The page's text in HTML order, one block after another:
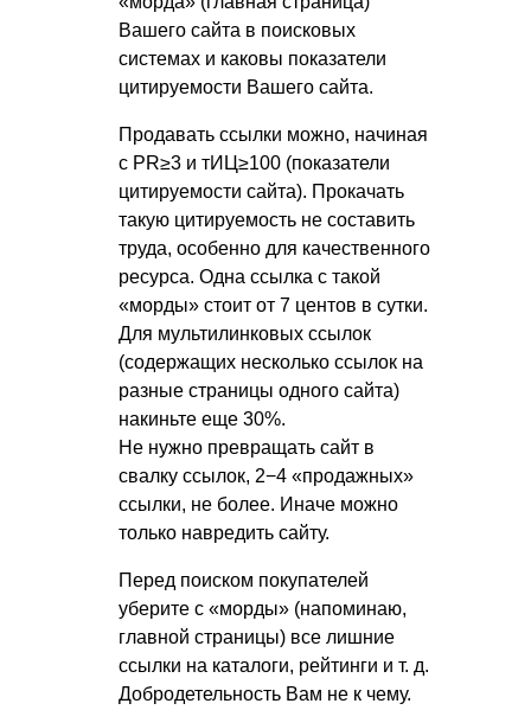
Вашего сайта в поисковых
системах и каковы показатели
цитируемости Вашего сайта.
Продавать ссылки можно, начиная
с PR≥3 и тИЦ≥100 (показатели
цитируемости сайта). Прокачать
такую цитируемость не составить
труда, особенно для качественного
ресурса. Одна ссылка с такой
«морды» стоит от 7 центов в сутки.
Для мультилинковых ссылок
(содержащих несколько ссылок на
разные страницы одного сайта)
накиньте еще 30%.
Не нужно превращать сайт в
свалку ссылок, 2−4 «продажных»
ссылки, не более. Иначе можно
только навредить сайту.
Перед поиском покупателей
уберите с «морды» (напоминаю,
главной страницы) все лишние
ссылки на каталоги, рейтинги и т. д.
Добродетельность Вам не к чему.